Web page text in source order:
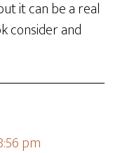
it can be a real
consider and
pm